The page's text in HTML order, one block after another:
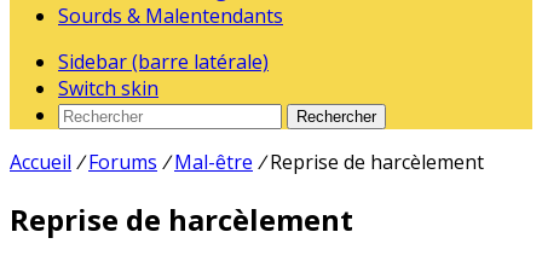
Sourds & Malentendants
Sidebar (barre latérale)
Switch skin
Rechercher
Accueil / Forums / Mal-être / Reprise de harcèlement
Reprise de harcèlement